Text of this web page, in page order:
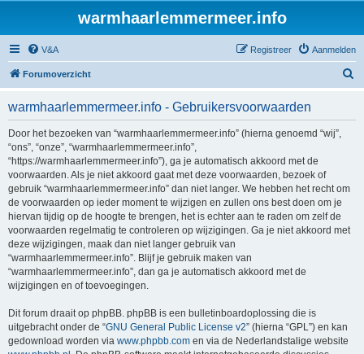
warmhaarlemmermeer.info
V&A Aanmelden
Registreer
Forumoverzicht
warmhaarlemmermeer.info - Gebruikersvoorwaarden
Door het bezoeken van “warmhaarlemmermeer.info” (hierna genoemd “wij”,
“ons”, “onze”, “warmhaarlemmermeer.info”,
“https://warmhaarlemmermeer.info”), ga je automatisch akkoord met de
voorwaarden. Als je niet akkoord gaat met deze voorwaarden, bezoek of
gebruik “warmhaarlemmermeer.info” dan niet langer. We hebben het recht om
de voorwaarden op ieder moment te wijzigen en zullen ons best doen om je
hiervan tijdig op de hoogte te brengen, het is echter aan te raden om zelf de
voorwaarden regelmatig te controleren op wijzigingen. Ga je niet akkoord met
deze wijzigingen, maak dan niet langer gebruik van
“warmhaarlemmermeer.info”. Blijf je gebruik maken van
“warmhaarlemmermeer.info”, dan ga je automatisch akkoord met de
wijzigingen en of toevoegingen.
Dit forum draait op phpBB. phpBB is een bulletinboardoplossing die is
uitgebracht onder de “GNU General Public License v2” (hierna “GPL”) en kan
gedownload worden via www.phpbb.com en via de Nederlandstalige website